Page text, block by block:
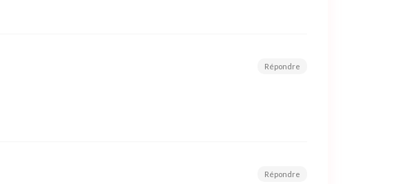
Répondre
Répondre